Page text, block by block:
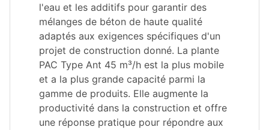
l'eau et les additifs pour garantir des
mélanges de béton de haute qualité
adaptés aux exigences spécifiques d'un
projet de construction donné. La plante
PAC Type Ant 45 m³/h est la plus mobile
et a la plus grande capacité parmi la
gamme de produits. Elle augmente la
productivité dans la construction et offre
une réponse pratique pour répondre aux